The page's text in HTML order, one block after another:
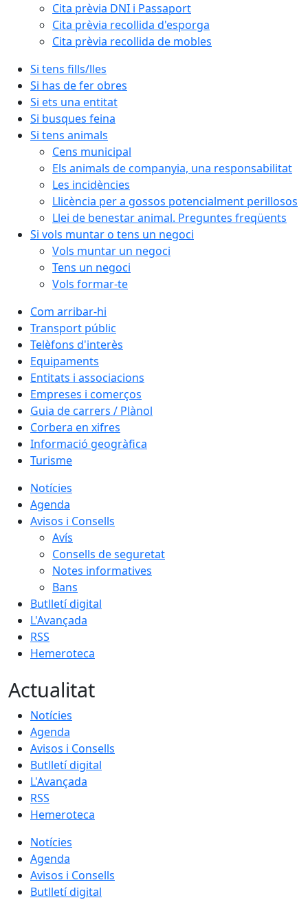
Cita prèvia DNI i Passaport
Cita prèvia recollida d'esporga
Cita prèvia recollida de mobles
Si tens fills/lles
Si has de fer obres
Si ets una entitat
Si busques feina
Si tens animals
Cens municipal
Els animals de companyia, una responsabilitat
Les incidències
Llicència per a gossos potencialment perillosos
Llei de benestar animal. Preguntes freqüents
Si vols muntar o tens un negoci
Vols muntar un negoci
Tens un negoci
Vols formar-te
Com arribar-hi
Transport públic
Telèfons d'interès
Equipaments
Entitats i associacions
Empreses i comerços
Guia de carrers / Plànol
Corbera en xifres
Informació geogràfica
Turisme
Notícies
Agenda
Avisos i Consells
Avís
Consells de seguretat
Notes informatives
Bans
Butlletí digital
L'Avançada
RSS
Hemeroteca
Actualitat
Notícies
Agenda
Avisos i Consells
Butlletí digital
L'Avançada
RSS
Hemeroteca
Notícies
Agenda
Avisos i Consells
Butlletí digital